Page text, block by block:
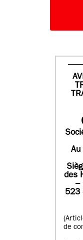
Au
des
–
523
de